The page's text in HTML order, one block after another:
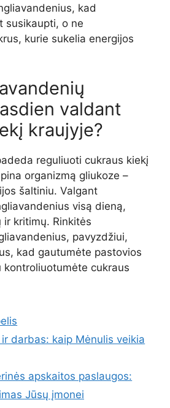
kad
susikaupti, o ne
kurie sukelia energijos
valdant
kraujyje?
reguliuoti cukraus kiekį
organizmą gliukoze –
šaltiniu. Valgant
visą dieną,
ir kritimų. Rinkitės
pavyzdžiui,
kad gautumėte pastovios
kontroliuotumėte cukraus
darbas: kaip Mėnulis veikia
apskaitos paslaugos:
Jūsų įmonei